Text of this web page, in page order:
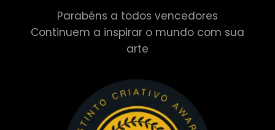
Parabéns a todos vencedores
Continuem a inspirar o mundo com sua
arte